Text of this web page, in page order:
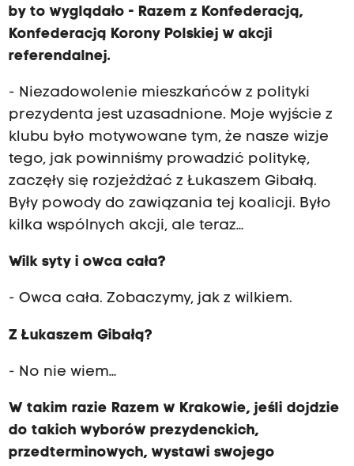
by to wyglądało - Razem z Konfederacją,
Konfederacją Korony Polskiej w akcji
referendalnej.
- Niezadowolenie mieszkańców z polityki
prezydenta jest uzasadnione. Moje wyjście z
klubu było motywowane tym, że nasze wizje
tego, jak powinniśmy prowadzić politykę,
zaczęły się rozjeżdżać z Łukaszem Gibałą.
Były powody do zawiązania tej koalicji. Było
kilka wspólnych akcji, ale teraz…
Wilk syty i owca cała?
- Owca cała. Zobaczymy, jak z wilkiem.
Z Łukaszem Gibałą?
- No nie wiem…
W takim razie Razem w Krakowie, jeśli dojdzie
do takich wyborów prezydenckich,
przedterminowych, wystawi swojego